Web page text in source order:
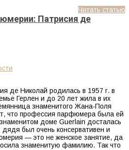
Читать статью
Патрисия де
де Николай родилась в 1957 г. в
Герлен и до 20 лет жила в их
знаменитого Жана-Поля
что профессия парфюмера была ей
доме Guerlain досталась
был очень консервативен и
— это не женское занятие, да
знаменитую фамилию. Так что